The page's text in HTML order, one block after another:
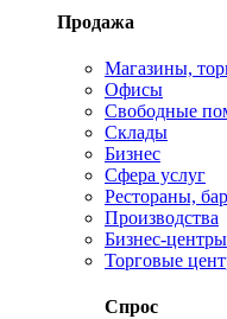
Продажа
Магазины,
Офисы
Свободные
Склады
Бизнес
Сфера услуг
Рестораны,
Производства
Бизнес-центры
Торговые
Спрос